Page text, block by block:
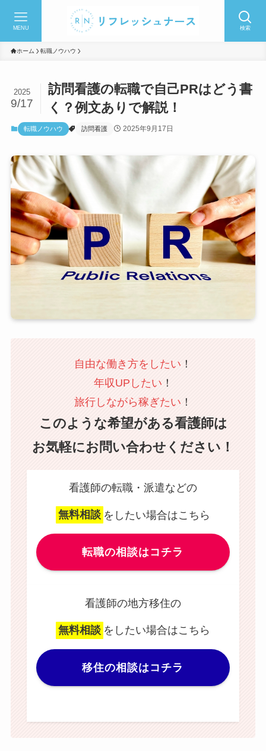
検索
MENU
ホーム 転職ノウハウ
訪問看護の転職で自己PRはどう書
く？例文ありで解説！
2025
9/17
転職ノウハウ 訪問看護 2025年9月17日
自由な働き方をしたい ！
年収UPしたい ！
旅行しながら稼ぎたい ！
このような希望がある看護師は
お気軽にお問い合わせください！
看護師の転職・派遣などの
無料相談 をしたい場合はこちら
転職の相談はコチラ
看護師の地方移住の
無料相談 をしたい場合はこちら
移住の相談はコチラ